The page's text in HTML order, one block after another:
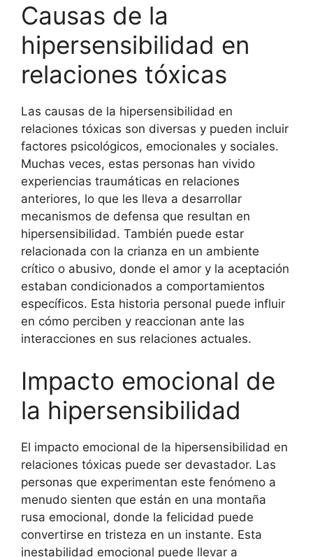
Causas de la
hipersensibilidad en
relaciones tóxicas
Las causas de la hipersensibilidad en
relaciones tóxicas son diversas y pueden incluir
factores psicológicos, emocionales y sociales.
Muchas veces, estas personas han vivido
experiencias traumáticas en relaciones
anteriores, lo que les lleva a desarrollar
mecanismos de defensa que resultan en
hipersensibilidad. También puede estar
relacionada con la crianza en un ambiente
crítico o abusivo, donde el amor y la aceptación
estaban condicionados a comportamientos
específicos. Esta historia personal puede influir
en cómo perciben y reaccionan ante las
interacciones en sus relaciones actuales.
Impacto emocional de
la hipersensibilidad
El impacto emocional de la hipersensibilidad en
relaciones tóxicas puede ser devastador. Las
personas que experimentan este fenómeno a
menudo sienten que están en una montaña
rusa emocional, donde la felicidad puede
convertirse en tristeza en un instante. Esta
inestabilidad emocional puede llevar a